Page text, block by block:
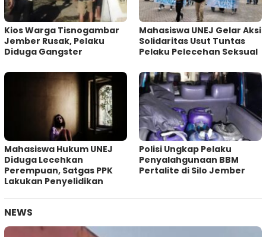
Kios Warga Tisnogambar
Jember Rusak, Pelaku
Diduga Gangster
Mahasiswa UNEJ Gelar Aksi
Solidaritas Usut Tuntas
Pelaku Pelecehan Seksual
Mahasiswa Hukum UNEJ
Diduga Lecehkan
Perempuan, Satgas PPK
Lakukan Penyelidikan
Polisi Ungkap Pelaku
Penyalahgunaan BBM
Pertalite di Silo Jember
NEWS